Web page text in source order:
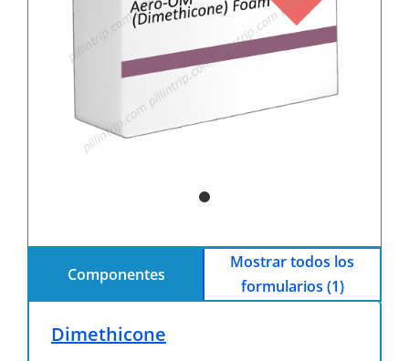
Componentes
Mostrar todos los
formularios (1)
Dimethicone